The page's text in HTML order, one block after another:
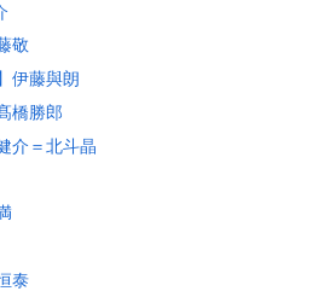
敬
伊藤與朗
橋勝郎
介＝北斗晶
泰